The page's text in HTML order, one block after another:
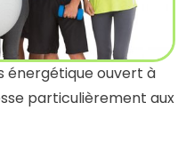
énergétique ouvert à
particulièrement aux